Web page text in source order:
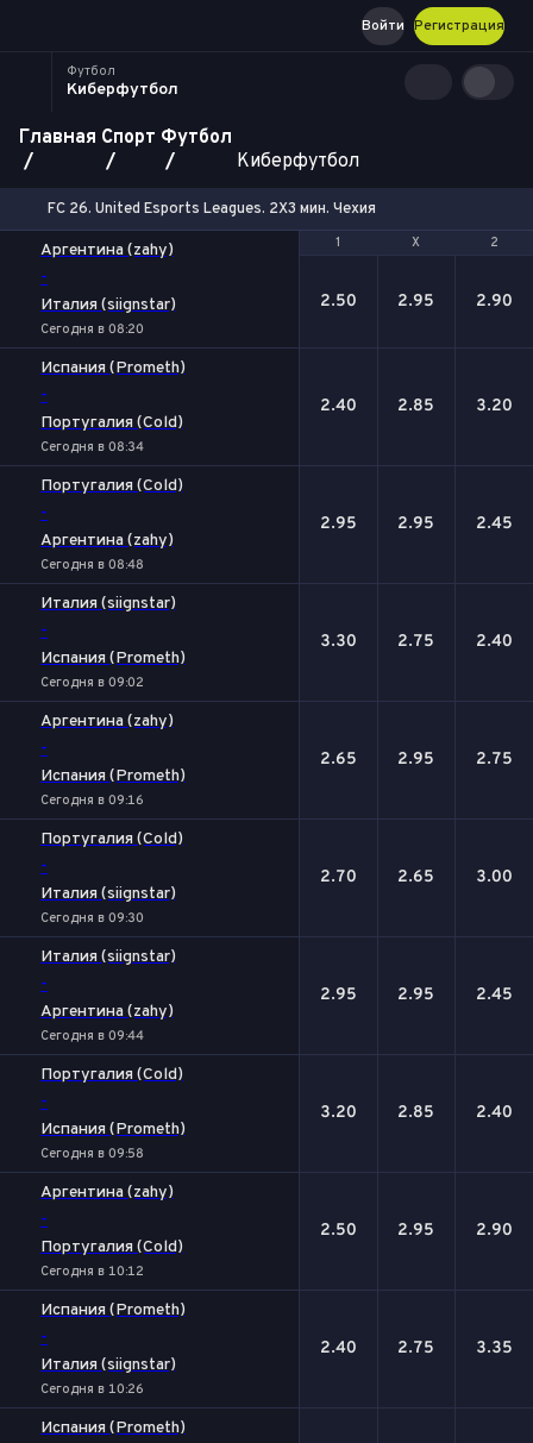
Регистрация
Войти
Футбол
Киберфутбол
Главная Спорт Футбол
Киберфутбол
FC 26. United Esports Leagues. 2X3 мин. Чехия
1 Х 2
Аргентина (zahy)
-
Италия (siignstar)
Сегодня в 08:20
1 Х 2
2.50 2.95 2.90
Испания (Prometh)
-
Португалия (Cold)
Сегодня в 08:34
2.40 2.85 3.20
Португалия (Cold)
-
Аргентина (zahy)
Сегодня в 08:48
2.95 2.95 2.45
Италия (siignstar)
-
Испания (Prometh)
Сегодня в 09:02
3.30 2.75 2.40
Аргентина (zahy)
-
Испания (Prometh)
Сегодня в 09:16
2.65 2.95 2.75
Португалия (Cold)
-
Италия (siignstar)
Сегодня в 09:30
2.70 2.65 3.00
Италия (siignstar)
-
Аргентина (zahy)
Сегодня в 09:44
2.95 2.95 2.45
Португалия (Cold)
-
Испания (Prometh)
Сегодня в 09:58
3.20 2.85 2.40
Аргентина (zahy)
-
Португалия (Cold)
Сегодня в 10:12
2.50 2.95 2.90
Испания (Prometh)
-
Италия (siignstar)
Сегодня в 10:26
2.40 2.75 3.35
Испания (Prometh)